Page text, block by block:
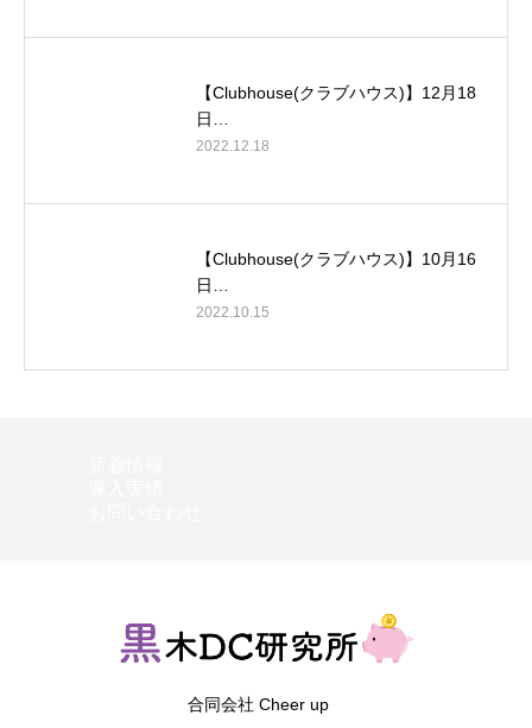
【Clubhouse(クラブハウス)】12月18
日…
2022.12.18
【Clubhouse(クラブハウス)】10月16
日…
2022.10.15
合同会社 Cheer up